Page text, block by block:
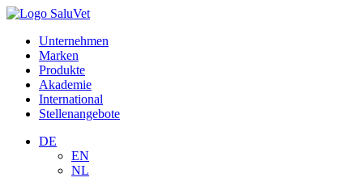
Unternehmen
Marken
Produkte
Akademie
International
Stellenangebote
DE
EN
NL